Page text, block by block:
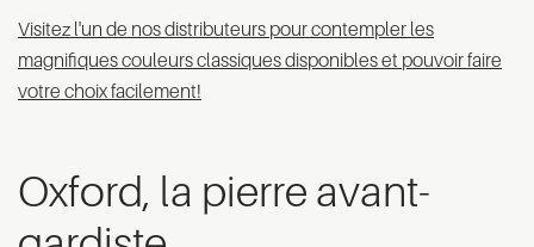
Visitez l'un de nos distributeurs pour contempler les
magnifiques couleurs classiques disponibles et pouvoir faire
votre choix facilement!
Oxford, la pierre avant-